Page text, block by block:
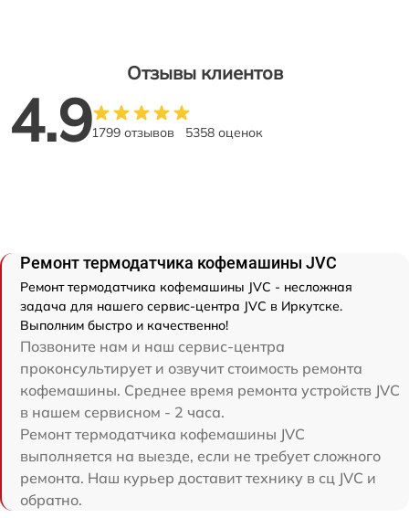
Отзывы клиентов
4.91799 отзывов 5358 оценок
Ремонт термодатчика кофемашины JVC
Ремонт термодатчика кофемашины JVC - несложная
задача для нашего сервис-центра JVC в Иркутске.
Выполним быстро и качественно!
Позвоните нам и наш сервис-центра
проконсультирует и озвучит стоимость ремонта
кофемашины. Среднее время ремонта устройств JVC
в нашем сервисном - 2 часа.
Ремонт термодатчика кофемашины JVC
выполняется на выезде, если не требует сложного
ремонта. Наш курьер доставит технику в сц JVC и
обратно.